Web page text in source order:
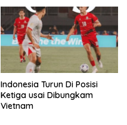
Indonesia Turun Di Posisi
Ketiga usai Dibungkam
Vietnam